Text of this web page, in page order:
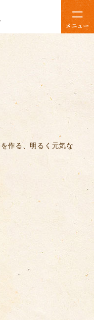
メニュー
作る、明るく元気な